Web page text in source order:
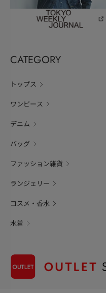
CATEGORY
トップス
ワンピース
デニム
バッグ
ファッション雑貨
ランジェリー
コスメ・香水
水着